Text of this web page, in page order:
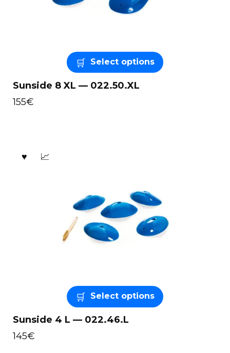
Select options
Sunside 8 XL — 022.50.XL
155€
Select options
Sunside 4 L — 022.46.L
145€